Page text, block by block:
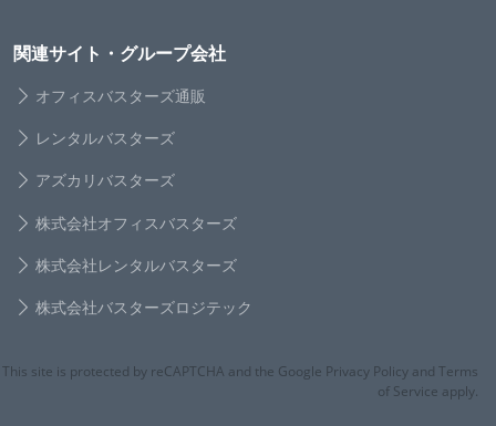
関連サイト・グループ会社
オフィスバスターズ通販
レンタルバスターズ
アズカリバスターズ
株式会社オフィスバスターズ
株式会社レンタルバスターズ
株式会社バスターズロジテック
This site is protected by reCAPTCHA and the Google Privacy Policy and Terms
of Service apply.